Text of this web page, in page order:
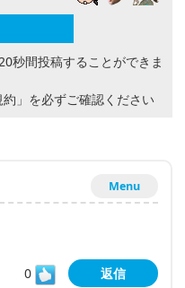
秒間投稿することができま
」 を必ずご確認ください
Menu
0
返信